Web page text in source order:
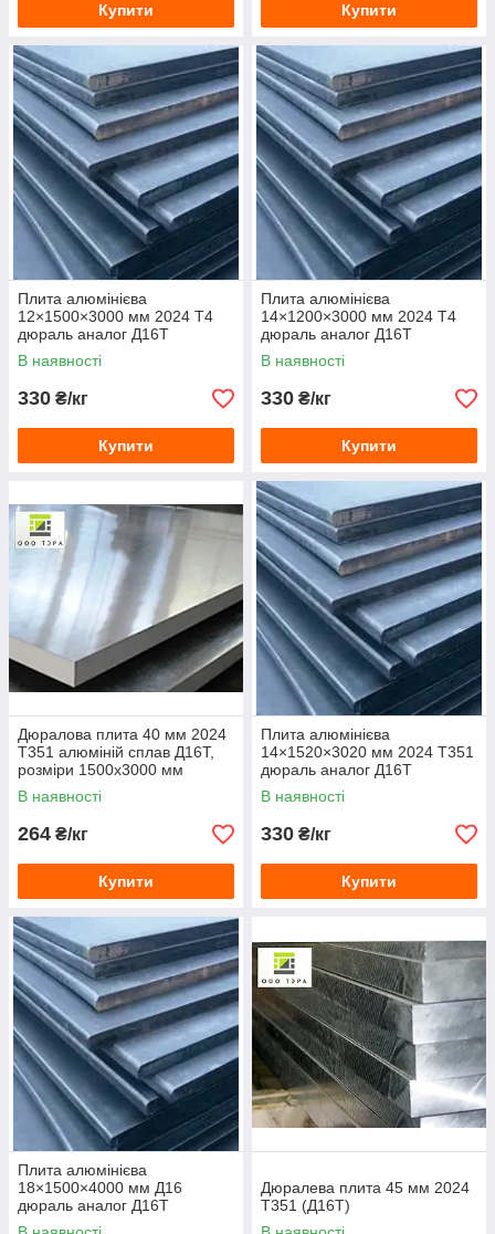
Купити Купити
Плита алюмінієва
12×1500×3000 мм 2024 Т4
дюраль аналог Д16Т
В наявності
330 ₴/кг
Купити
Плита алюмінієва
14×1200×3000 мм 2024 Т4
дюраль аналог Д16Т
В наявності
330 ₴/кг
Купити
Дюралова плита 40 мм 2024
Т351 алюміній сплав Д16Т,
розміри 1500х3000 мм
В наявності
264 ₴/кг
Купити
Плита алюмінієва
14×1520×3020 мм 2024 Т351
дюраль аналог Д16Т
В наявності
330 ₴/кг
Купити
Плита алюмінієва
18×1500×4000 мм Д16
дюраль аналог Д16Т
Дюралева плита 45 мм 2024
Т351 (Д16Т)